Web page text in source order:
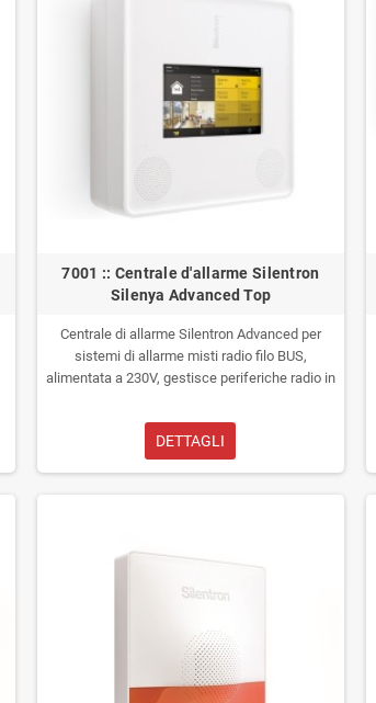
7001 :: Centrale d'allarme Silentron
Silenya Advanced Top
Centrale di allarme Silentron Advanced per
sistemi di allarme misti radio filo BUS,
alimentata a 230V, gestisce periferiche radio in
filo e BUS. Correttamente integrata con
l'interfaccia BUS (opzionale), consente la
gestione di tutte le periferiche Silentron
quindi le periferiche, ed ottenere un sistema di
opzionale. Gestibile attraverso Smartphone
dell'impianto per l'installatore.
DETTAGLI